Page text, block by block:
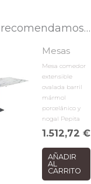
Mesas
Mesa comedor
extensible
ovalada barril
mármol
porcelánico y
nogal Pepita
1.512,72€
AÑADIR
AL
CARRITO